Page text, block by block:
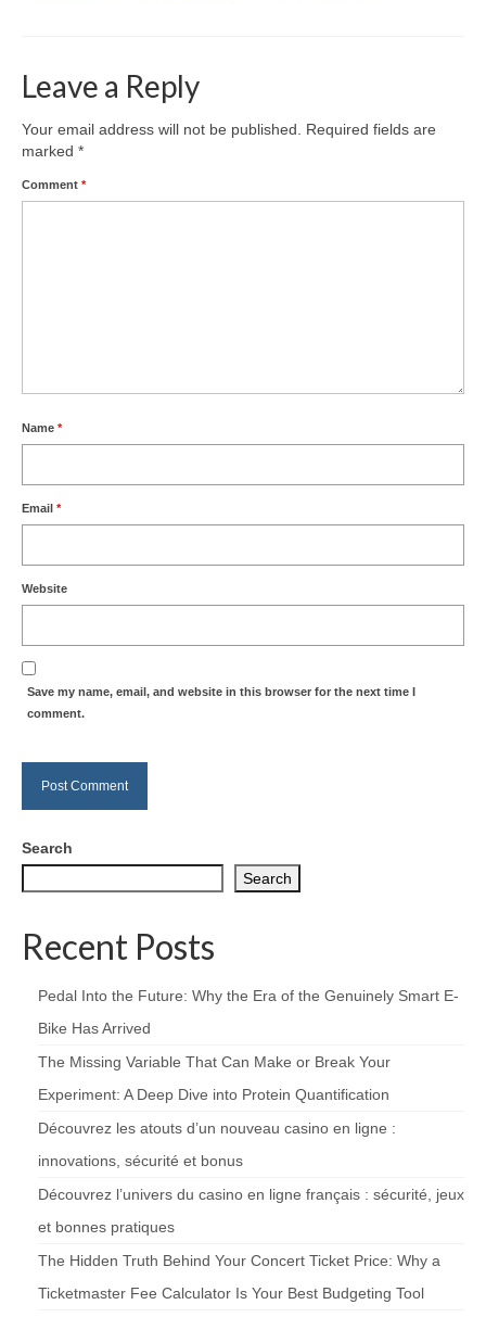
Leave a Reply
Your email address will not be published.
Required fields are
marked *
Comment *
Name *
Email *
Website
Save my name, email, and website in this browser for the next time I
comment.
Search
Search
Recent Posts
Pedal Into the Future: Why the Era of the Genuinely Smart E-
Bike Has Arrived
The Missing Variable That Can Make or Break Your
Experiment: A Deep Dive into Protein Quantification
Découvrez les atouts d’un nouveau casino en ligne :
innovations, sécurité et bonus
Découvrez l’univers du casino en ligne français : sécurité, jeux
et bonnes pratiques
The Hidden Truth Behind Your Concert Ticket Price: Why a
Ticketmaster Fee Calculator Is Your Best Budgeting Tool